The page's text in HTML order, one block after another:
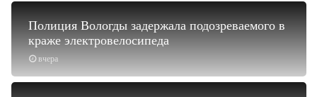
вчера
Полиция Вологды задержала подозреваемого в
краже электровелосипеда